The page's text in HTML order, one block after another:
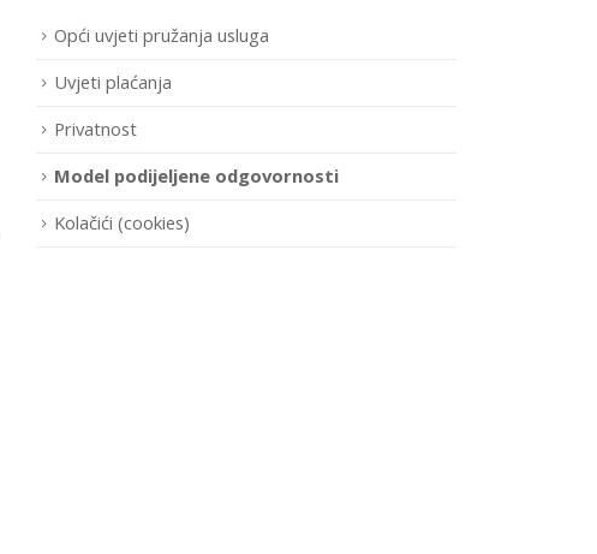
Opći uvjeti pružanja usluga
Uvjeti plaćanja
Privatnost
Model podijeljene odgovornosti
Kolačići (cookies)